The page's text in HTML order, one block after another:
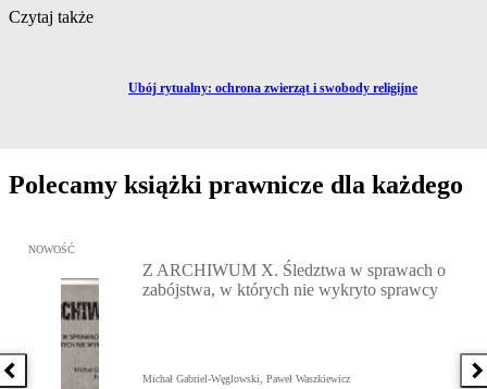
Czytaj także
Przejdź do artykułu:
Ubój rytualny: ochrona zwierząt i swobody religijne
Polecamy książki prawnicze dla każdego
Poprzednia książka
Przejdź do: Z ARCHIWUM X. Śledztwa w sprawach o
NOWOŚĆ
Z ARCHIWUM X. Śledztwa w sprawach o
zabójstwa, w których nie wykryto sprawcy
Michał Gabriel-Węglowski, Paweł Waszkiewicz